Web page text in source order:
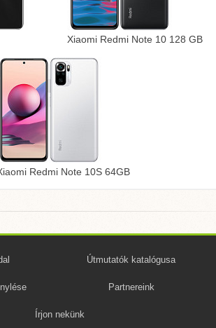
Xiaomi Redmi Note 10 128 GB
Redmi Note 10S 64GB
Útmutatók katalógusa
Partnereink
Írjon nekünk